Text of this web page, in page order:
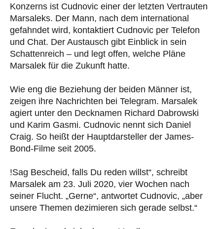
Konzerns ist Cudnovic einer der letzten Vertrauten
Marsaleks. Der Mann, nach dem international
gefahndet wird, kontaktiert Cudnovic per Telefon
und Chat. Der Austausch gibt Einblick in sein
Schattenreich – und legt offen, welche Pläne
Marsalek für die Zukunft hatte.
Wie eng die Beziehung der beiden Männer ist,
zeigen ihre Nachrichten bei Telegram. Marsalek
agiert unter den Decknamen Richard Dabrowski
und Karim Gasmi. Cudnovic nennt sich Daniel
Craig. So heißt der Hauptdarsteller der James-
Bond-Filme seit 2005.
!Sag Bescheid, falls Du reden willst“, schreibt
Marsalek am 23. Juli 2020, vier Wochen nach
seiner Flucht. „Gerne“, antwortet Cudnovic, „aber
unsere Themen dezimieren sich gerade selbst.“